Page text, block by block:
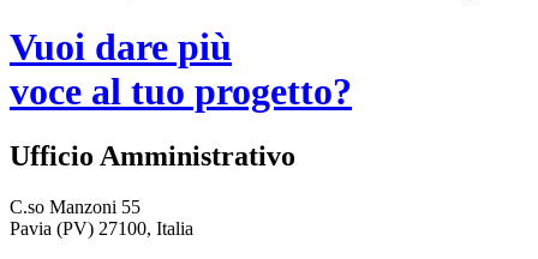
Vuoi dare più
voce al tuo progetto?
Ufficio Amministrativo
C.so Manzoni 55
Pavia (PV) 27100, Italia